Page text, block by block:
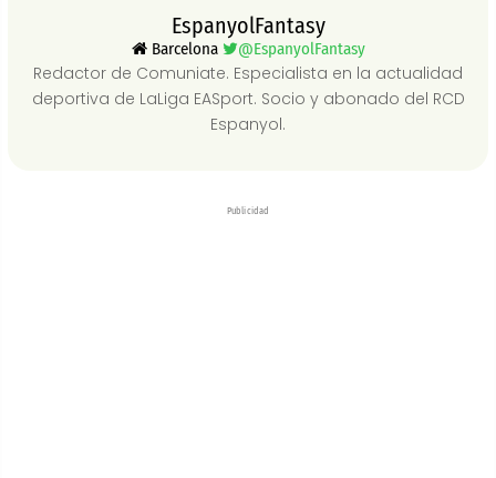
EspanyolFantasy
Barcelona @EspanyolFantasy
Redactor de Comuniate. Especialista en la actualidad
deportiva de LaLiga EASport. Socio y abonado del RCD
Espanyol.
Publicidad